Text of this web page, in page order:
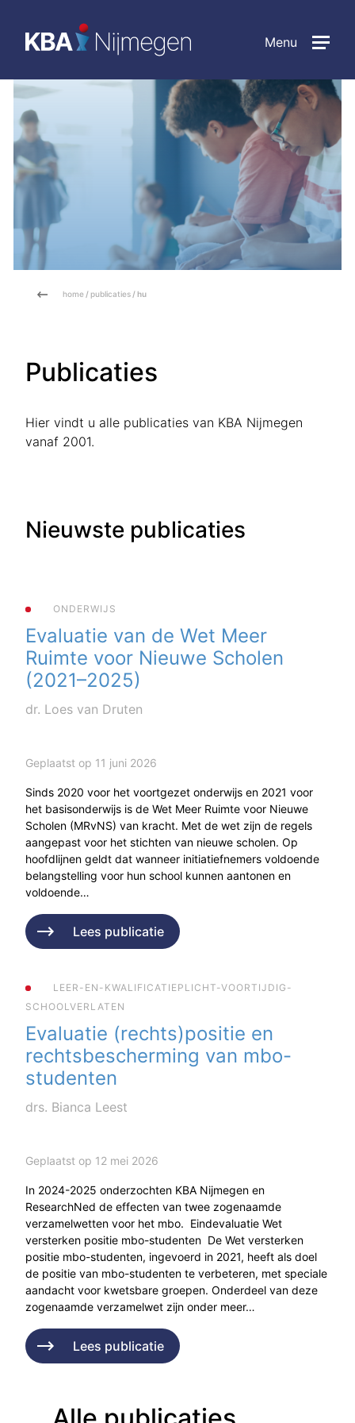
Menu
home / publicaties / hu
Publicaties
Hier vindt u alle publicaties van KBA Nijmegen
vanaf 2001.
Nieuwste publicaties
ONDERWIJS
Evaluatie van de Wet Meer
Ruimte voor Nieuwe Scholen
(2021–2025)
dr. Loes van Druten
Geplaatst op 11 juni 2026
Sinds 2020 voor het voortgezet onderwijs en 2021 voor
het basisonderwijs is de Wet Meer Ruimte voor Nieuwe
Scholen (MRvNS) van kracht. Met de wet zijn de regels
aangepast voor het stichten van nieuwe scholen. Op
hoofdlijnen geldt dat wanneer initiatiefnemers voldoende
belangstelling voor hun school kunnen aantonen en
voldoende…
Lees publicatie
LEER-EN-KWALIFICATIEPLICHT-VOORTIJDIG-
SCHOOLVERLATEN
Evaluatie (rechts)positie en
rechtsbescherming van mbo-
studenten
drs. Bianca Leest
Geplaatst op 12 mei 2026
In 2024-2025 onderzochten KBA Nijmegen en
ResearchNed de effecten van twee zogenaamde
verzamelwetten voor het mbo. Eindevaluatie Wet
versterken positie mbo-studenten De Wet versterken
positie mbo-studenten, ingevoerd in 2021, heeft als doel
de positie van mbo-studenten te verbeteren, met speciale
aandacht voor kwetsbare groepen. Onderdeel van deze
zogenaamde verzamelwet zijn onder meer…
Lees publicatie